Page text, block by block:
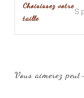
Choisissez votre
taille
S
Vous aimerez